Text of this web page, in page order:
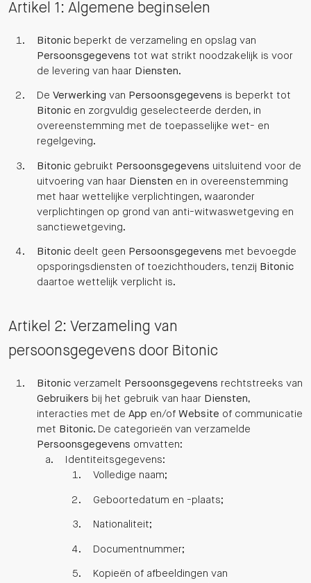
Artikel 1: Algemene beginselen
Bitonicbeperkt de verzameling en opslag van
Persoonsgegevens tot wat strikt noodzakelijk is voor
de levering van haar Diensten.
De Verwerking van Persoonsgegevens is beperkt tot
Bitonicen zorgvuldig geselecteerde derden, in
overeenstemming met de toepasselijke wet- en
regelgeving.
Bitonicgebruikt Persoonsgegevens uitsluitend voor de
uitvoering van haar Diensten en in overeenstemming
met haar wettelijke verplichtingen, waaronder
verplichtingen op grond van anti-witwaswetgeving en
sanctiewetgeving.
Bitonicdeelt geen Persoonsgegevens met bevoegde
opsporingsdiensten of toezichthouders, tenzij Bitonic
daartoe wettelijk verplicht is.
Artikel 2: Verzameling van
persoonsgegevens door Bitonic
Bitonicverzamelt Persoonsgegevens rechtstreeks van
Gebruikers bij het gebruik van haar Diensten,
interacties met de App en/of Website of communicatie
met Bitonic. De categorieën van verzamelde
Persoonsgegevens omvatten:
Identiteitsgegevens:
Volledige naam;
Geboortedatum en -plaats;
Nationaliteit;
Documentnummer;
Kopieën of afbeeldingen van